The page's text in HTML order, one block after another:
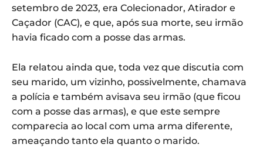
setembro de 2023, era Colecionador, Atirador e
Caçador (CAC), e que, após sua morte, seu irmão
havia ficado com a posse das armas.
Ela relatou ainda que, toda vez que discutia com
seu marido, um vizinho, possivelmente, chamava
a polícia e também avisava seu irmão (que ficou
com a posse das armas), e que este sempre
comparecia ao local com uma arma diferente,
ameaçando tanto ela quanto o marido.